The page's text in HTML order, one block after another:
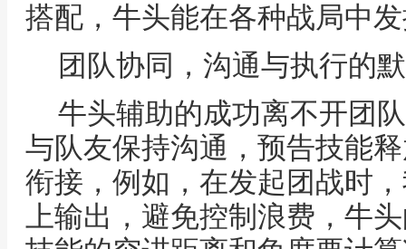
搭配，牛头能在各种战局中
团队协同，沟通与执行的
牛头辅助的成功离不开团
与队友保持沟通，预告技能
衔接，例如，在发起团战时
上输出，避免控制浪费，牛